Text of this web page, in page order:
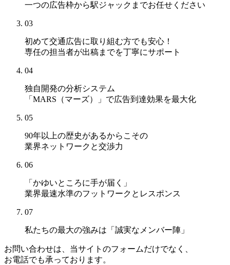
一つの広告枠から駅ジャックまでお任せください
03
初めて交通広告に取り組む方でも安心！
専任の担当者が出稿までを丁寧にサポート
04
独自開発の分析システム
「MARS（マーズ）」 で広告到達効果を最大化
05
90年以上の歴史があるからこその
業界ネットワークと交渉力
06
「かゆいところに手が届く」
業界最速水準のフットワークとレスポンス
07
私たちの最大の強みは 「誠実なメンバー陣」
お問い合わせは、当サイトのフォームだけでなく、
お電話でも承っております。